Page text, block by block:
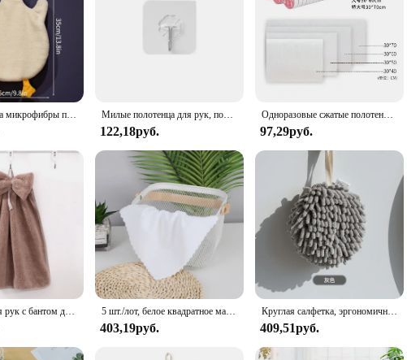
Быстрая сушка микрофибры полотенца для ванной комнаты, мягкое впитывающее полотенце из микрофибры, полотенце для кухни, ванной, мяч для ванной комнаты, для дома, милая утка, сауна Милые полотенца для рук, полотенце для рук для кухни и ванной, супервпитывающее кухонное полотенце из микрофибры, высокоэффективное полотенце для мытья посуды
122,18руб.
Одноразовые сжатые полотенца для лица, нетканые мочалки для лица, товары для путешествий и отелей, полотенце из микрофибры, полотенце для рук, дорожные инструменты
97,29руб.
Полотенце для рук с бантом для кухни ванной комнаты коралловый бархат микрофибра мягкая быстросохнущая Абсорбирующая одежда для уборки домашние банные махровые полотенца 5 шт./лот, белое квадратное маленькое полотенце, полотенца из микрофибры для дома, отеля, кухни, ванной комнаты, чистящая тряпка для мытья посуды, маленькое полотенце для рук 30*30 см
403,19руб.
Круглая салфетка, эргономичное полотенце, кухонная лента, свободная Чистка, ванная для рук, мягкое полотенце для рук, пушистое
409,51руб.